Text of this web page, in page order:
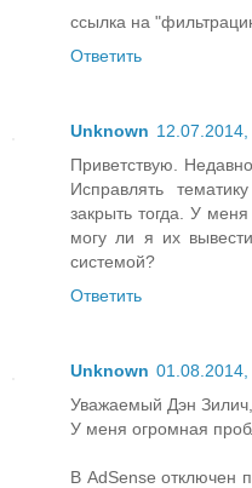
ссылка на
Ответить
Unknown 12.07.2014,
Приветствую.
Исправлять
закрыть тогда. У
могу ли я их
системой?
Ответить
Unknown
Уважаемый Дэн Зилич,
У меня огромная
В AdSense отключен